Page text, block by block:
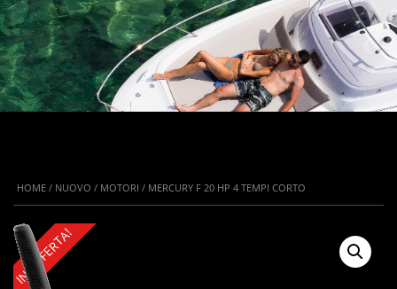
HOME / NUOVO / MOTORI / MERCURY F 20 HP 4 TEMPI CORTO
IN OFFERTA!